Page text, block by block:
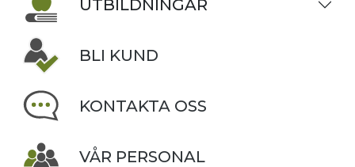
UTBILDNINGAR
BLI KUND
KONTAKTA OSS
VÅR PERSONAL